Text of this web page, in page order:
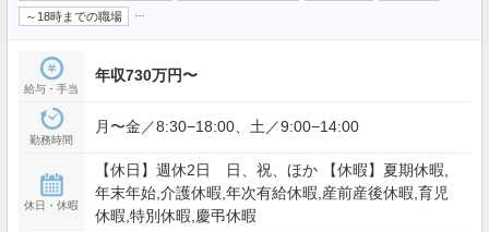
～18時までの職場
給与・手当
年収730万円〜
勤務時間
月〜金／8:30−18:00、土／9:00−14:00
休日・休暇
【休日】週休2日 日、祝、ほか 【休暇】夏期休暇,
年末年始,介護休暇,年次有給休暇,産前産後休暇,育児
休暇,特別休暇,慶弔休暇